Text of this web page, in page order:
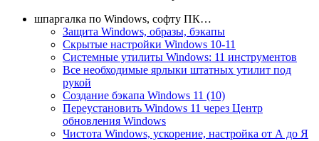
шпаргалка по Windows, софту ПК…
Защита Windows, образы, бэкапы
Скрытые настройки Windows 10-11
Системные утилиты Windows: 11 инструментов
Все необходимые ярлыки штатных утилит под
рукой
Создание бэкапа Windows 11 (10)
Переустановить Windows 11 через Центр
обновления Windows
Чистота Windows, ускорение, настройка от А до Я